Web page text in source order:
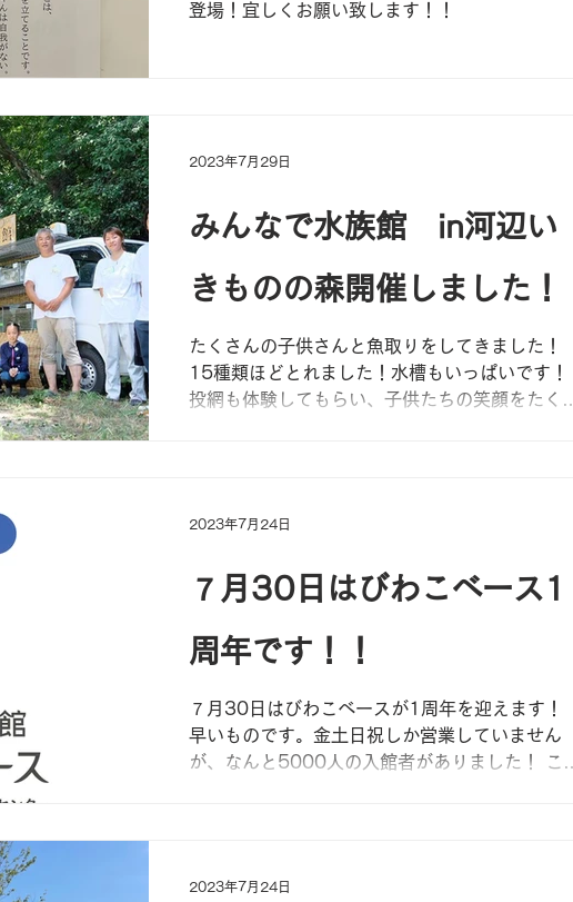
登場！宜しくお願い致します！！
みんなで水族館 in河辺い
きものの森開催しました！
たくさんの子供さんと魚取りをしてきました！
15種類ほどとれました！水槽もいっぱいです！
投網も体験してもらい、子供たちの笑顔をたくさ
2023年7月29日
７月30日はびわこベース1
周年です！！
７月30日はびわこベースが1周年を迎えます！
早いものです。金土日祝しか営業していません
が、なんと5000人の入館者がありました！ これ
2023年7月24日
2023年7月24日